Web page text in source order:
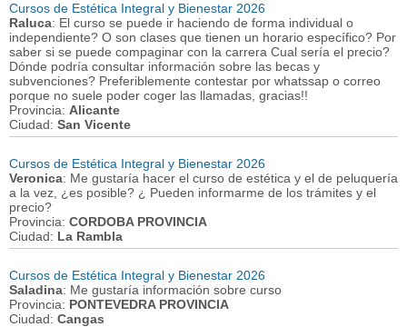
Cursos de Estética Integral y Bienestar 2026
Raluca: El curso se puede ir haciendo de forma individual o
independiente? O son clases que tienen un horario específico? Por
saber si se puede compaginar con la carrera Cual sería el precio?
Dónde podría consultar información sobre las becas y
subvenciones? Preferiblemente contestar por whatssap o correo
porque no suele poder coger las llamadas, gracias!!
Provincia: Alicante
Ciudad: San Vicente
Cursos de Estética Integral y Bienestar 2026
Veronica: Me gustaría hacer el curso de estética y el de peluquería
a la vez, ¿es posible? ¿ Pueden informarme de los trámites y el
precio?
Provincia: CORDOBA PROVINCIA
Ciudad: La Rambla
Cursos de Estética Integral y Bienestar 2026
Saladina: Me gustaría información sobre curso
Provincia: PONTEVEDRA PROVINCIA
Ciudad: Cangas